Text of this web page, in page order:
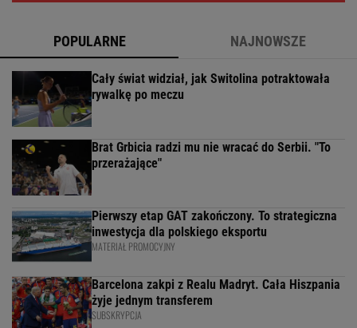
POPULARNE NAJNOWSZE
Cały świat widział, jak Switolina potraktowała
rywalkę po meczu
Brat Grbicia radzi mu nie wracać do Serbii. "To
przerażające"
Pierwszy etap GAT zakończony. To strategiczna
inwestycja dla polskiego eksportu
MATERIAŁ PROMOCYJNY
Barcelona zakpi z Realu Madryt. Cała Hiszpania
żyje jednym transferem
SUBSKRYPCJA